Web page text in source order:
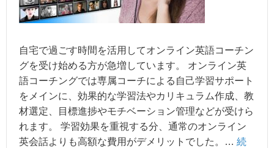
自宅で過ごす時間を活用してオンライン英語コーチン
グを受け始める方が急増しています。 オンライン英
語コーチングでは専属コーチによる自己学習サポート
をメインに、効果的な学習法やカリキュラム作成、教
材選定、目標進捗やモチベーション管理などが受けら
れます。 学習効果を重視する分、通常のオンライン
英会話よりも高額な費用がデメリットでした。… 続